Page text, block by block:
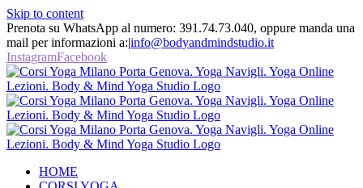
Skip to content
Prenota su WhatsApp al numero: 391.74.73.040, oppure manda una
mail per informazioni a:|info@bodyandmindstudio.it
InstagramFacebook
HOME